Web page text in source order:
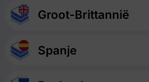
Groot-Brittannië
Spanje